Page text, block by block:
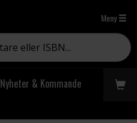
Meny
Nyheter & Kommande